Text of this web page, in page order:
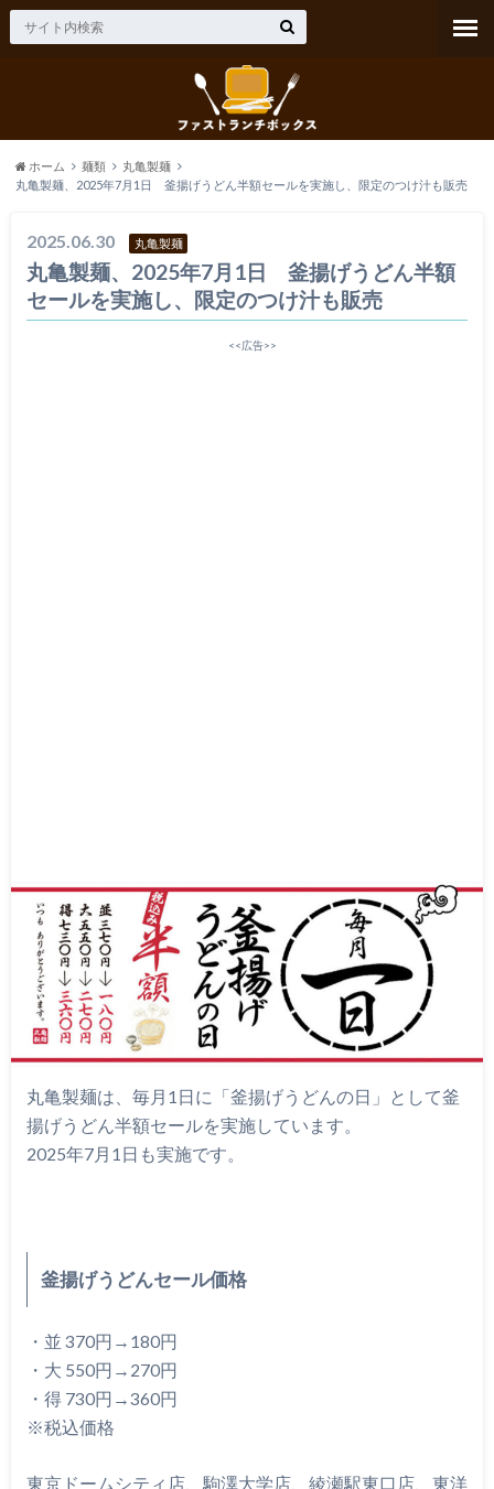
ホーム 麺類
丸亀製麺
丸亀製麺、2025年7月1日 釜揚げうどん半額セールを実施し、限定のつけ汁も販売
2025.06.30 丸亀製麺
丸亀製麺、2025年7月1日 釜揚げうどん半額
セールを実施し、限定のつけ汁も販売
<<広告>>
丸亀製麺は、毎月1日に「釜揚げうどんの日」として釜
揚げうどん半額セールを実施しています。
2025年7月1日も実施です。
釜揚げうどんセール価格
・並 370円→180円
・大 550円→270円
・得 730円→360円
※税込価格
東京ドームシティ店、駒澤大学店、綾瀬駅東口店、東洋